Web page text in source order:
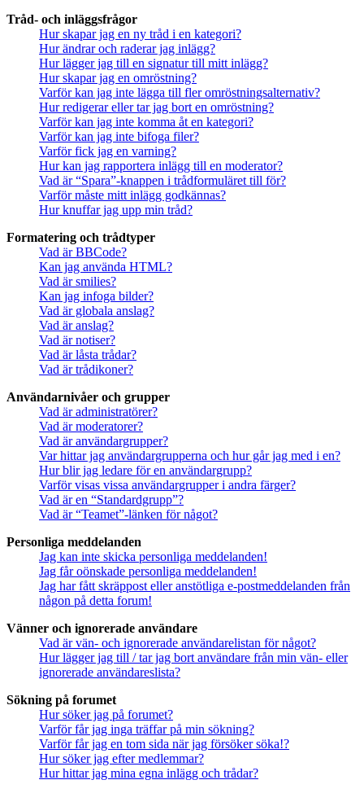
Tråd- och inläggsfrågor
Hur skapar jag en ny tråd i en kategori?
Hur ändrar och raderar jag inlägg?
Hur lägger jag till en signatur till mitt inlägg?
Hur skapar jag en omröstning?
Varför kan jag inte lägga till fler omröstningsalternativ?
Hur redigerar eller tar jag bort en omröstning?
Varför kan jag inte komma åt en kategori?
Varför kan jag inte bifoga filer?
Varför fick jag en varning?
Hur kan jag rapportera inlägg till en moderator?
Vad är “Spara”-knappen i trådformuläret till för?
Varför måste mitt inlägg godkännas?
Hur knuffar jag upp min tråd?
Formatering och trådtyper
Vad är BBCode?
Kan jag använda HTML?
Vad är smilies?
Kan jag infoga bilder?
Vad är globala anslag?
Vad är anslag?
Vad är notiser?
Vad är låsta trådar?
Vad är trådikoner?
Användarnivåer och grupper
Vad är administratörer?
Vad är moderatorer?
Vad är användargrupper?
Var hittar jag användargrupperna och hur går jag med i en?
Hur blir jag ledare för en användargrupp?
Varför visas vissa användargrupper i andra färger?
Vad är en “Standardgrupp”?
Vad är “Teamet”-länken för något?
Personliga meddelanden
Jag kan inte skicka personliga meddelanden!
Jag får oönskade personliga meddelanden!
Jag har fått skräppost eller anstötliga e-postmeddelanden från
någon på detta forum!
Vänner och ignorerade användare
Vad är vän- och ignorerade användarelistan för något?
Hur lägger jag till / tar jag bort användare från min vän- eller
ignorerade användareslista?
Sökning på forumet
Hur söker jag på forumet?
Varför får jag inga träffar på min sökning?
Varför får jag en tom sida när jag försöker söka!?
Hur söker jag efter medlemmar?
Hur hittar jag mina egna inlägg och trådar?